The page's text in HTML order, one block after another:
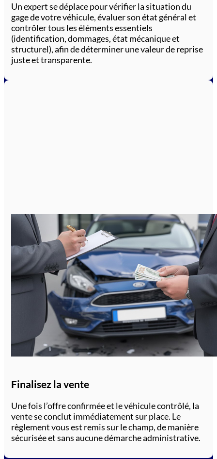
Un expert se déplace pour vérifier la situation du
gage de votre véhicule, évaluer son état général et
contrôler tous les éléments essentiels
(identification, dommages, état mécanique et
structurel), afin de déterminer une valeur de reprise
juste et transparente.
Finalisez la vente
Une fois l’offre confirmée et le véhicule contrôlé, la
vente se conclut immédiatement sur place. Le
règlement vous est remis sur le champ, de manière
sécurisée et sans aucune démarche administrative.